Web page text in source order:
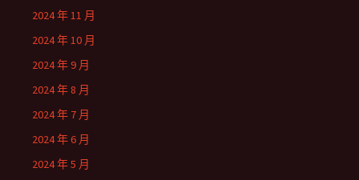
2024 年 11 月
2024 年 10 月
2024 年 9 月
2024 年 8 月
2024 年 7 月
2024 年 6 月
2024 年 5 月